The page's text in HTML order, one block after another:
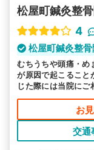
松屋町鍼灸整
4
松屋町鍼灸整
むちうちや頭痛・め
が原因で起こること
じた際には当院にご
しています。
お
交通